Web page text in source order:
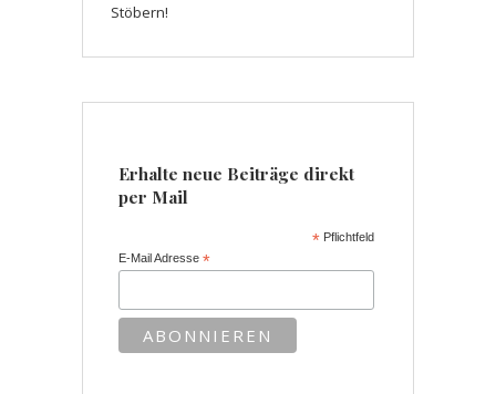
Stöbern!
Erhalte neue Beiträge direkt
per Mail
* Pflichtfeld
E-Mail Adresse*